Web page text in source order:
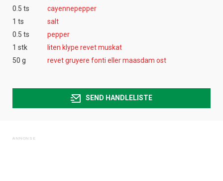
0.5 ts
cayennepepper
1 ts
salt
0.5 ts
pepper
1 stk
liten klype revet muskat
50 g
revet gruyere fonti eller maasdam ost
SEND HANDLELISTE